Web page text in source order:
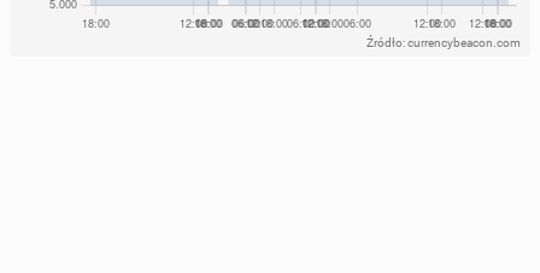
Źródło: currencybeacon.com